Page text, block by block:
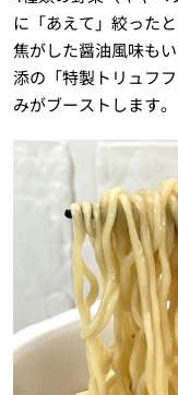
に「あえて」絞った
焦がした醤油風味も
添の「特製トリュフ
みがブーストします。